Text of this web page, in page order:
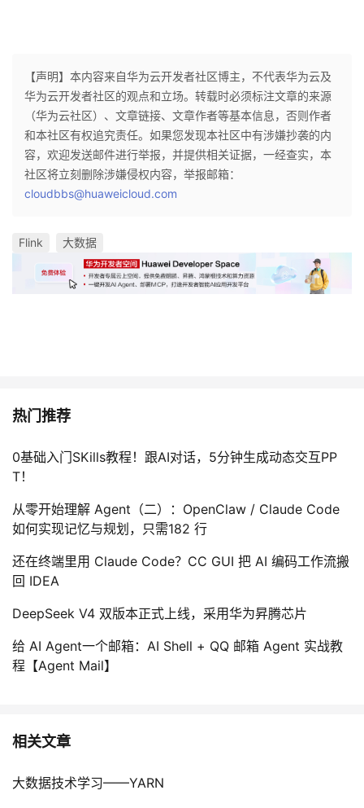
【声明】本内容来自华为云开发者社区博主，不代表华为云及
华为云开发者社区的观点和立场。转载时必须标注文章的来源
（华为云社区）、文章链接、文章作者等基本信息，否则作者
和本社区有权追究责任。如果您发现本社区中有涉嫌抄袭的内
容，欢迎发送邮件进行举报，并提供相关证据，一经查实，本
社区将立刻删除涉嫌侵权内容，举报邮箱：
cloudbbs@huaweicloud.com
Flink 大数据
热门推荐
0基础入门SKills教程！跟AI对话，5分钟生成动态交互PP
T！
从零开始理解 Agent（二）：OpenClaw / Claude Code
如何实现记忆与规划，只需182 行
还在终端里用 Claude Code？CC GUI 把 AI 编码工作流搬
回 IDEA
DeepSeek V4 双版本正式上线，采用华为昇腾芯片
给 AI Agent一个邮箱：AI Shell + QQ 邮箱 Agent 实战教
程【Agent Mail】
相关文章
大数据技术学习——YARN